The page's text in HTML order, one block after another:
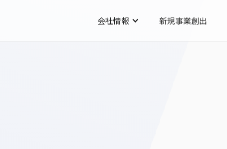
会社情報 新規事業創出